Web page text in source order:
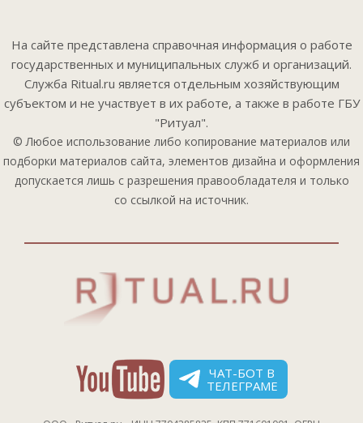
На сайте представлена справочная информация о работе
государственных и муниципальных служб и организаций.
Служба Ritual.ru является отдельным хозяйствующим
субъектом и не участвует в их работе, а также в работе ГБУ
"Ритуал".
© Любое использование либо копирование материалов или
подборки материалов сайта, элементов дизайна и оформления
допускается лишь с разрешения правообладателя и только
со ссылкой на источник.
ЧАТ-БОТ В
ТЕЛЕГРАМЕ